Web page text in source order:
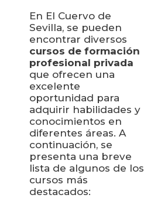
En El Cuervo de
Sevilla, se pueden
encontrar diversos
cursos de formación
profesional privada
que ofrecen una
excelente
oportunidad para
adquirir habilidades y
conocimientos en
diferentes áreas. A
continuación, se
presenta una breve
lista de algunos de los
cursos más
destacados: